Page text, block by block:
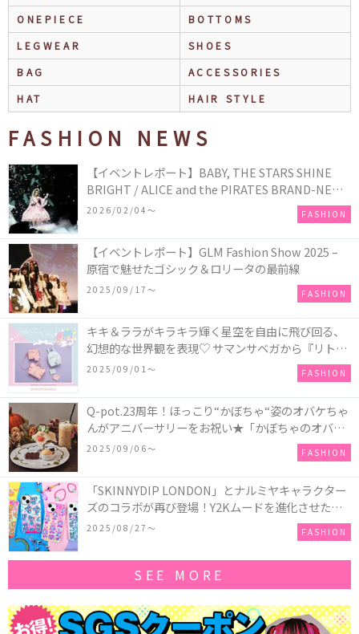
ONEPIECE
BOTTOMS
LEGWEAR
SHOES
BAG
ACCESSORIES
HAT
HAIR STYLE
FASHION NEWS
【イベントレポート】BABY, THE STARS SHINE
BRIGHT / ALICE and the PIRATES BRAND-NEW
COLLECTION in TOKYO
2026/02/04〜 FASHION
【イベントレポート】GLM Fashion Show 2025 –
原宿で魅せたゴシック＆ロリータの最前線
2025/09/17〜 FASHION
キキ＆ララがキラキラ輝く星空を自由に飛び回る、
幻想的な世界観を表現♡ サマンサベガから『リトル
ツインスターズ』50周年アニバーサリーイヤー』を
2025/09/01〜 FASHION
Q-pot.23周年！ほっこり“かぼちゃ“姿のオバケちゃ
んがアニバーサリーをお祝い★「かぼちゃのオバケ
ーキアクセサリー」が新発売！Q-pot CAFE.では
「かぼちゃのオバケーキプレート」も登場
2025/09/06〜 FASHION
「SKINNYDIP LONDON」とナルミヤキャラクター
ズのコラボが再び登場！Y2Kムードを進化させた新
作コレクションを発売♪
2025/08/27〜 FASHION
SEE MORE